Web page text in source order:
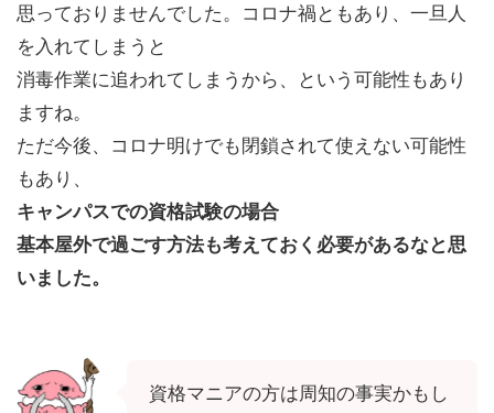
思っておりませんでした。コロナ禍ともあり、一旦人
を入れてしまうと
消毒作業に追われてしまうから、という可能性もあり
ますね。
ただ今後、コロナ明けでも閉鎖されて使えない可能性
もあり、
キャンパスでの資格試験の場合
基本屋外で過ごす方法も考えておく必要があるなと思
いました。
資格マニアの方は周知の事実かもし